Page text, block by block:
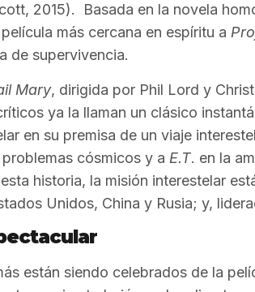
2015). Basada en la novela
más cercana en espíritu a
de supervivencia.
Mary, dirigida por Phil Lord y
ya la llaman un clásico
en su premisa de un viaje
cósmicos y a E.T. en la
historia, la misión interestelar
Unidos, China y Rusia; y,
están siendo celebrados de la